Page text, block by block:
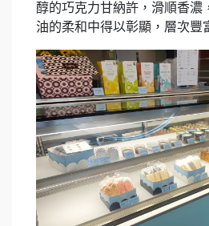
醇的巧克力甘納許，滑順香濃
油的柔和中得以彰顯，層次豐